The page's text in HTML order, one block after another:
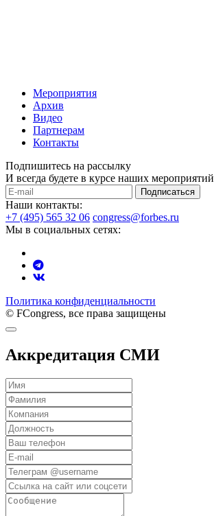
Мероприятия
Архив
Видео
Партнерам
Контакты
Подпишитесь на рассылку
И всегда будете в курсе наших мероприятий
Подписаться
Наши контакты:
+7 (495) 565 32 06 congress@forbes.ru
Мы в социальных сетях:
Политика конфиденциальности
© FCongress, все права защищены
Аккредитация СМИ